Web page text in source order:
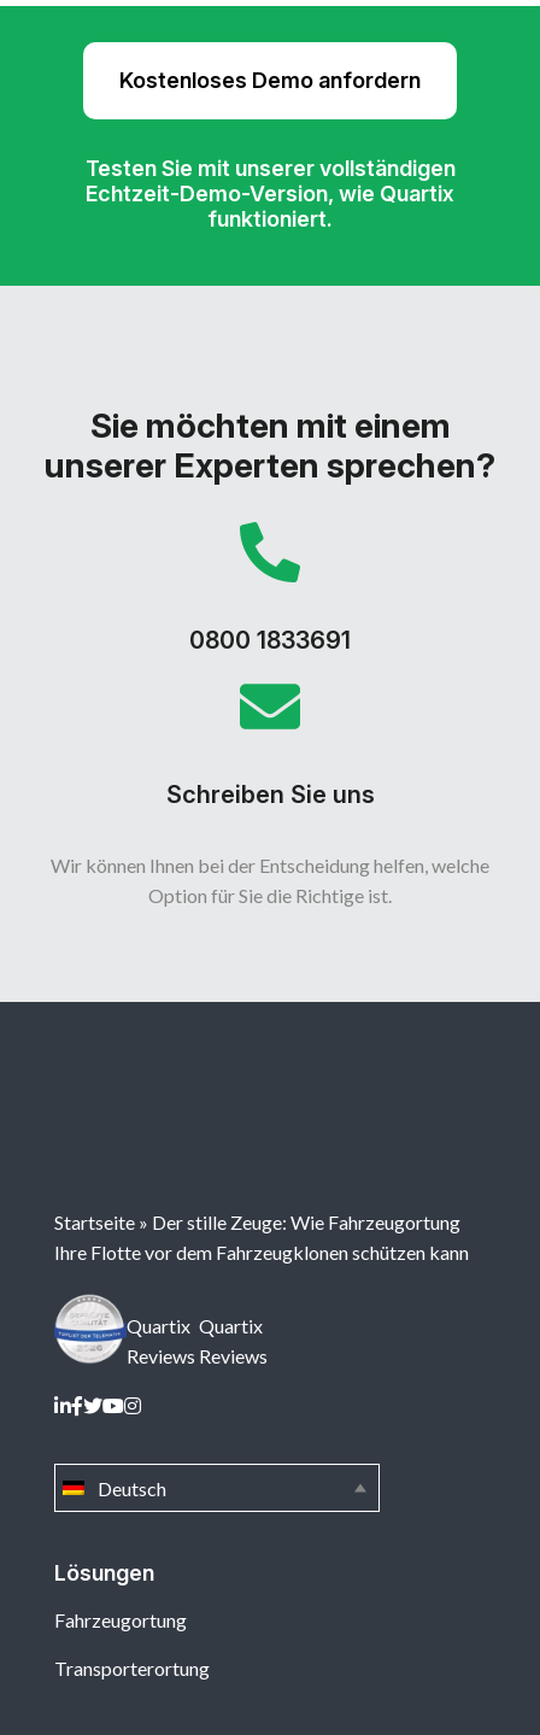
Kostenloses Demo anfordern
Testen Sie mit unserer vollständigen
Echtzeit-Demo-Version, wie Quartix
funktioniert.
Sie möchten mit einem
unserer Experten sprechen?
0800 1833691
Schreiben Sie uns
Wir können Ihnen bei der Entscheidung helfen, welche
Option für Sie die Richtige ist.
Lösungen
Fahrzeugortung
Transporterortung
Deutsch
Startseite » Der stille Zeuge: Wie Fahrzeugortung
Ihre Flotte vor dem Fahrzeugklonen schützen kann
Quartix
Reviews
Quartix
Reviews